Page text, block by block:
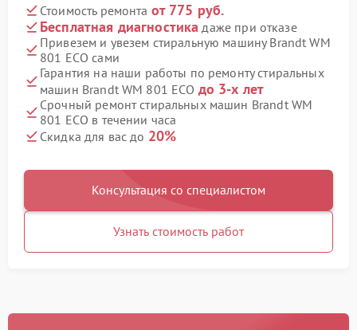
Стоимость ремонта от 775 руб.
Бесплатная диагностика даже при отказе
Привезем и увезем стиральную машину Brandt WM
801 ECO сами
Гарантия на наши работы по ремонту стиральных
машин Brandt WM 801 ECO до 3-х лет
Срочный ремонт стиральных машин Brandt WM
801 ECO в течении часа
Скидка для вас до 20%
Консультация со специалистом
Узнать стоимость работ